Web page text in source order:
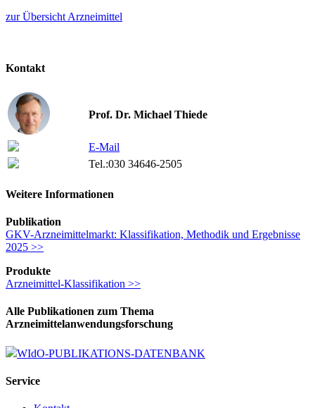
zur Übersicht Arzneimittel
Kontakt
Prof. Dr. Michael Thiede
E-Mail
Tel.:030 34646-2505
Weitere Informationen
Publikation
GKV-Arzneimittelmarkt: Klassifikation, Methodik und Ergebnisse
2025 >>
Produkte
Arzneimittel-Klassifikation >>
Alle Publikationen zum Thema
Arzneimittelanwendungsforschung
WIdO-PUBLIKATIONS-DATENBANK
Service